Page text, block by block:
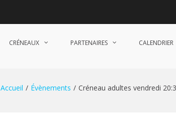
CRÉNEAUX PARTENAIRES CALENDRIER
Accueil Évènements Créneau adultes vendredi